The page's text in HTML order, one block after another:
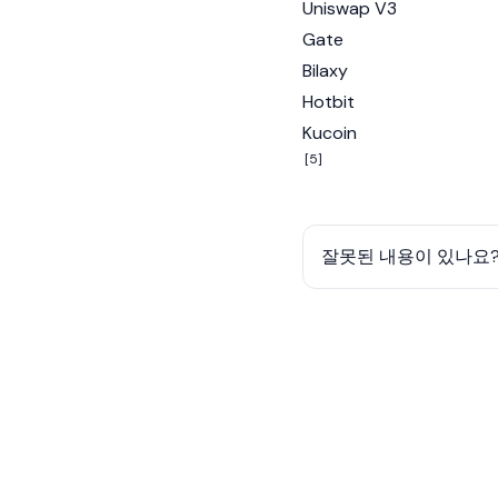
Uniswap V3
Gate
Bilaxy
Hotbit
Kucoin
[5]
잘못된 내용이 있나요?